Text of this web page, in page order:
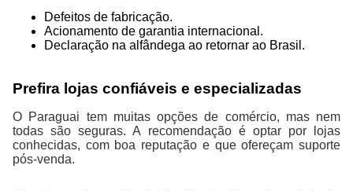
Defeitos de fabricação.
Acionamento de garantia internacional.
Declaração na alfândega ao retornar ao Brasil.
Prefira lojas confiáveis e especializadas
O Paraguai tem muitas opções de comércio, mas nem
todas são seguras. A recomendação é optar por lojas
conhecidas, com boa reputação e que ofereçam suporte
pós-venda.